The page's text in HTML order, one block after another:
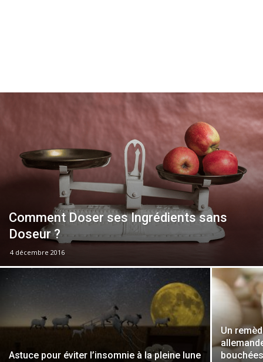
Comment Doser ses Ingrédients sans
Doseur ?
4 décembre 2016
Astuce pour éviter l’insomnie à la pleine lune
Un